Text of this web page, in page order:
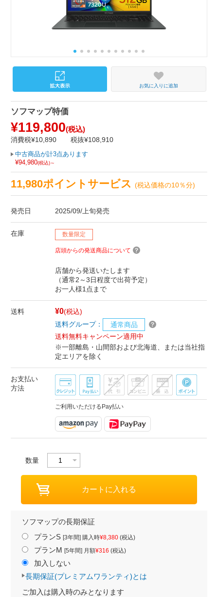
お気に入りに追加
ソフマップ特価
¥119,800(税込)
消費税¥10,890 税抜¥108,910
中古商品が計3点あります
¥94,980(税込)～
11,980ポイントサービス(税込価格の10％分)
発売日 2025/09/上旬発売
在庫 数量限定
店頭からの発送商品について
店舗から発送いたします
（通常2～3日程度で出荷予定）
お一人様1点まで
送料 ¥0(税込)
送料グループ：
通常商品
送料無料キャンペーン適用中
※一部離島・山間部および北海道、または当社指
定エリアを除く
お支払い
方法
ご利用いただけるPay払い
数量
ソフマップの長期保証
プランS [3年間] 購入時¥8,380(税込)
プランM [5年間] 月額¥316 (税込)
加入しない
長期保証(プレミアムワランティ)とは
ご加入は購入時のみとなります